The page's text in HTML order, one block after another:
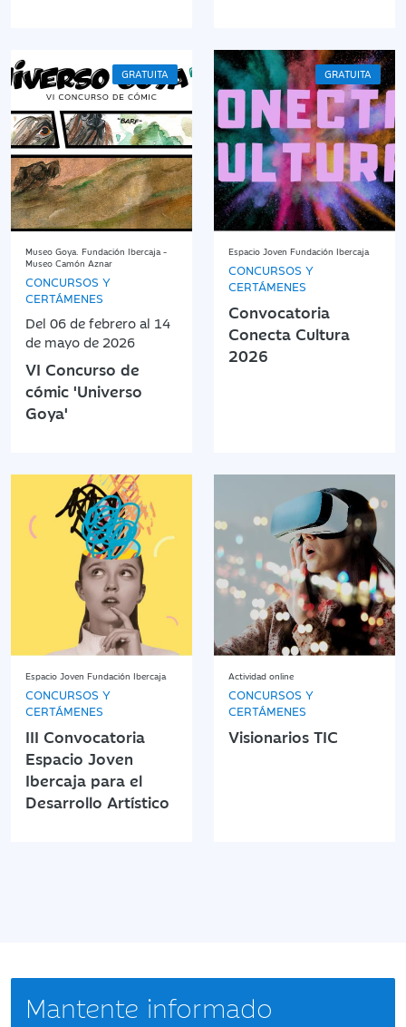
GRATUITA
Museo Goya. Fundación Ibercaja -
Museo Camón Aznar
CONCURSOS Y
CERTÁMENES
Del 06 de febrero al 14
de mayo de 2026
VI Concurso de
cómic 'Universo
Goya'
GRATUITA
Espacio Joven Fundación Ibercaja
CONCURSOS Y
CERTÁMENES
Convocatoria
Conecta Cultura
2026
Espacio Joven Fundación Ibercaja
CONCURSOS Y
CERTÁMENES
III Convocatoria
Espacio Joven
Ibercaja para el
Desarrollo Artístico
Actividad online
CONCURSOS Y
CERTÁMENES
Visionarios TIC
Mantente informado